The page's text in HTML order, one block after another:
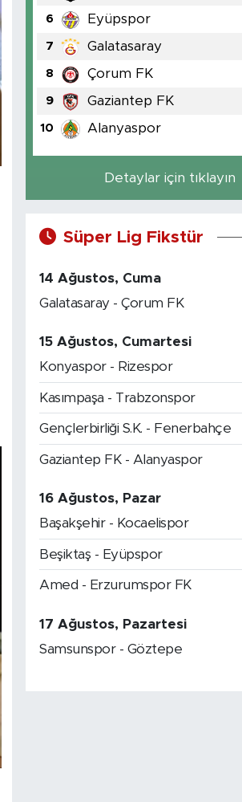
6 Eyüpspor
7 Galatasaray
8 Çorum FK
9 Gaziantep FK
10 Alanyaspor
Detaylar için tıklayın
Süper Lig Fikstür
14 Ağustos, Cuma
Galatasaray - Çorum FK
15 Ağustos, Cumartesi
Konyaspor - Rizespor
Kasımpaşa - Trabzonspor
Gençlerbirliği S.K. - Fenerbahçe
Gaziantep FK - Alanyaspor
16 Ağustos, Pazar
Başakşehir - Kocaelispor
Beşiktaş - Eyüpspor
Amed - Erzurumspor FK
17 Ağustos, Pazartesi
Samsunspor - Göztepe